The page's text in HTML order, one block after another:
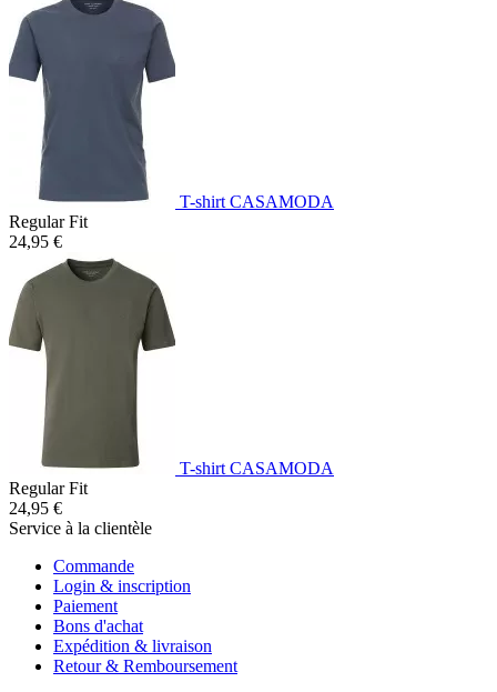
T-shirt CASAMODA
Regular Fit
24,95 €
T-shirt CASAMODA
Regular Fit
24,95 €
Service à la clientèle
Commande
Login & inscription
Paiement
Bons d'achat
Expédition & livraison
Retour & Remboursement